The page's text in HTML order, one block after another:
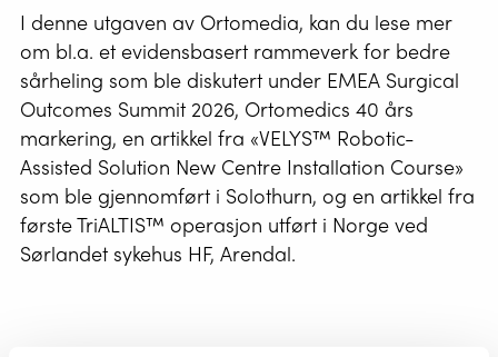
I denne utgaven av Ortomedia, kan du lese mer
om bl.a. et evidensbasert rammeverk for bedre
sårheling som ble diskutert under EMEA Surgical
Outcomes Summit 2026, Ortomedics 40 års
markering, en artikkel fra «VELYS™ Robotic-
Assisted Solution New Centre Installation Course»
som ble gjennomført i Solothurn, og en artikkel fra
første TriALTIS™ operasjon utført i Norge ved
Sørlandet sykehus HF, Arendal.